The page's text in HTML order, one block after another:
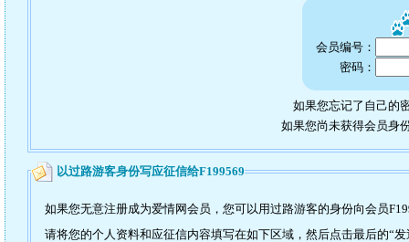
会员编号：
密码：
如果您忘记了自己的
如果您尚未获得会员身
以过路游客身份写应征信给F199569
如果您无意注册成为爱情网会员，您可以用过路游客的身份向会员
请将您的个人资料和应征信内容填写在如下区域，然后点击最后的“